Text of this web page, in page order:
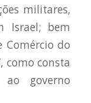
militares,
Israel; bem
do
como consta
governo